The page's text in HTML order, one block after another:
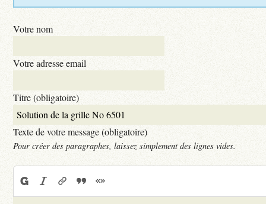
Votre nom
Votre adresse email
Titre (obligatoire)
Texte de votre message (obligatoire)
Pour créer des paragraphes, laissez simplement des lignes vides.